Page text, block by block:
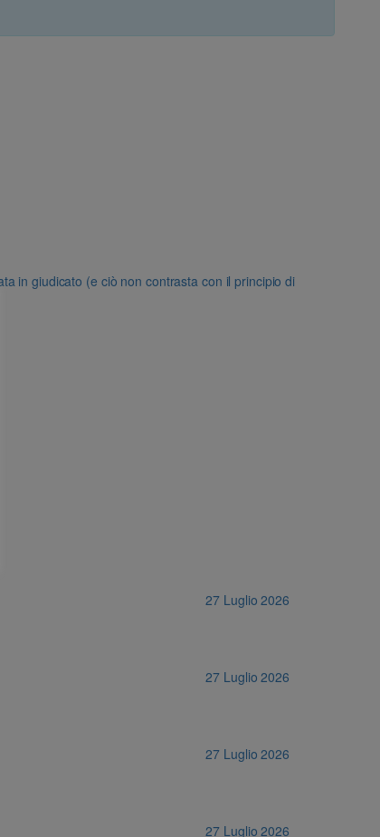
in giudicato (e ciò non contrasta con il principio di
27 Luglio 2026
27 Luglio 2026
27 Luglio 2026
27 Luglio 2026